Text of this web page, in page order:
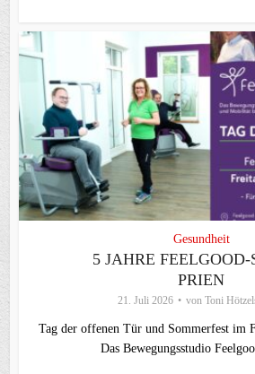
Gesundheit
5 JAHRE
PRIEN
21. Juli 2026 von Toni
Tag der offenen Tür und Sommerfest im
Das Bewegungsstudio